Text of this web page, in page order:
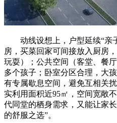
动线设想上，户型延续“亲
房，买菜回家可间接放入厨房
玩耍）；公共空间（客堂、餐
多个孩子；卧室分区合理，大
有专属歇息空间，避免互相关
实利用面积近95㎡，空间宽敞
代同堂的栖身需求，又能让家
的舒服之选”。